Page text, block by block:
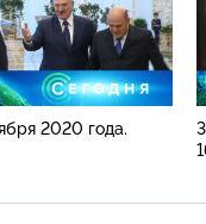
2020 года.